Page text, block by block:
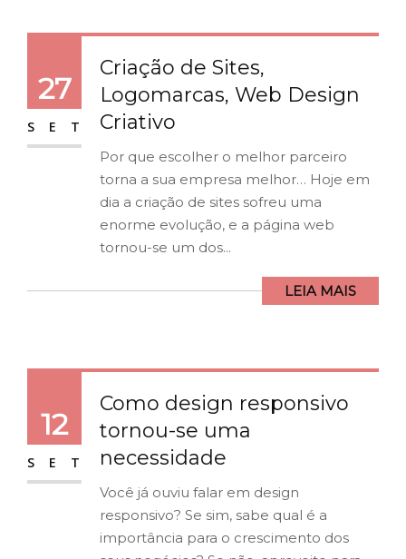
27
SET
Criação de Sites,
Logomarcas, Web Design
Criativo
Por que escolher o melhor parceiro
torna a sua empresa melhor… Hoje em
dia a criação de sites sofreu uma
enorme evolução, e a página web
tornou-se um dos...
LEIA MAIS
12
SET
Como design responsivo
tornou-se uma
necessidade
Você já ouviu falar em design
responsivo? Se sim, sabe qual é a
importância para o crescimento dos